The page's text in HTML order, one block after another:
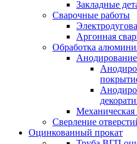
Закладные
Сварочные работы
Аргонная
Обработка
Сверление
Оцинкованный прокат